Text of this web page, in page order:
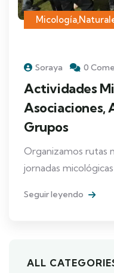
Micología,
Soraya 0
Actividades
Asociaciones,
Grupos
Organizamos rutas
jornadas
Seguir leyendo
ALL